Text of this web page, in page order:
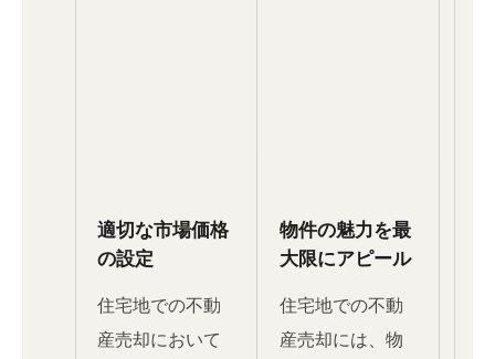
適切な市場価格
の設定
住宅地での不動
産売却において
物件の魅力を最
大限にアピール
住宅地での不動
産売却には、物